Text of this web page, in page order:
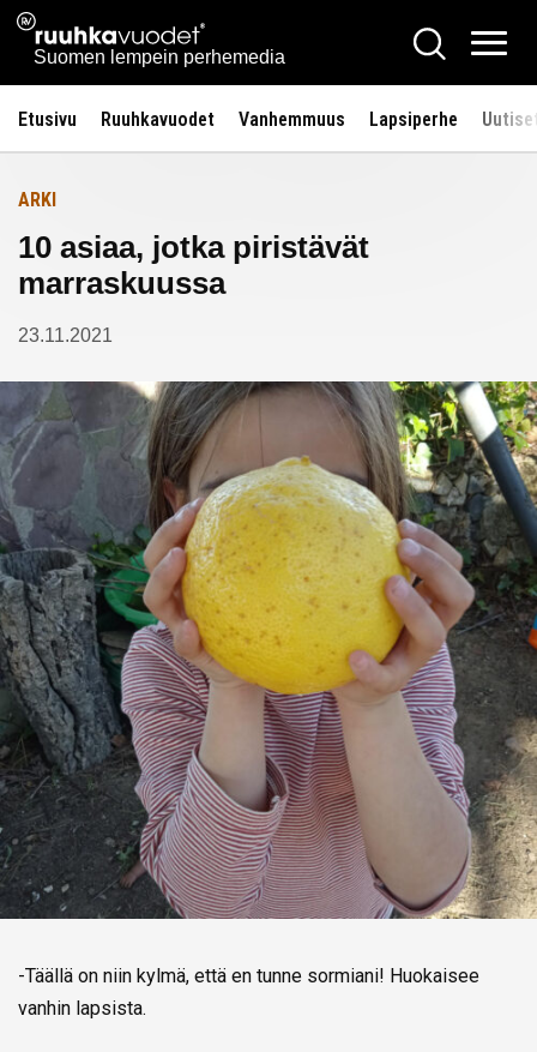
Siirry
sisältöön
Ruuhkavuodet.fi
Suomen lempein perhemedia
Hae
Etusivu Ruuhkavuodet Vanhemmuus Lapsiperhe
Etusivulle
ARKI
10 asiaa, jotka piristävät
marraskuussa
23.11.2021
-Täällä on niin kylmä, että en tunne sormiani! Huokaisee
vanhin lapsista.